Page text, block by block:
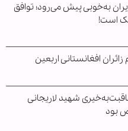
به‌خوبی پیش می‌رود؛ توافق
است!
افغانستانی اربعین
شهید لاریجانی
بود